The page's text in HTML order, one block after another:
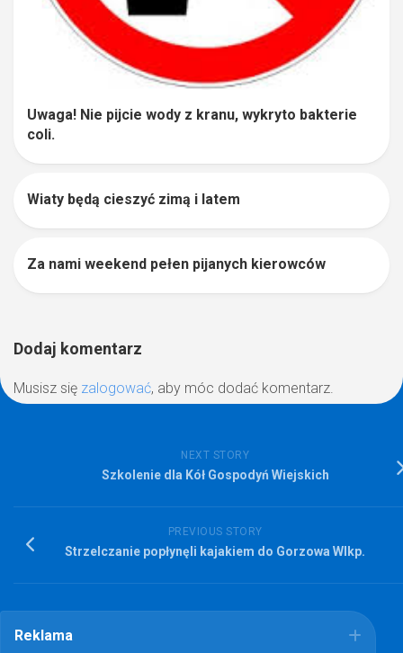
Uwaga! Nie pijcie wody z kranu, wykryto bakterie
coli.
Wiaty będą cieszyć zimą i latem
Za nami weekend pełen pijanych kierowców
Dodaj komentarz
Musisz się zalogować, aby móc dodać komentarz.
NEXT STORY
Szkolenie dla Kół Gospodyń Wiejskich
PREVIOUS STORY
Strzelczanie popłynęli kajakiem do Gorzowa Wlkp.
Reklama